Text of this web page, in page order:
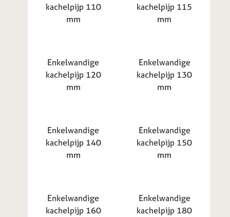
kachelpijp 110
mm
kachelpijp 115
mm
Enkelwandige
kachelpijp 120
mm
Enkelwandige
kachelpijp 130
mm
Enkelwandige
kachelpijp 140
mm
Enkelwandige
kachelpijp 150
mm
Enkelwandige
kachelpijp 160
Enkelwandige
kachelpijp 180